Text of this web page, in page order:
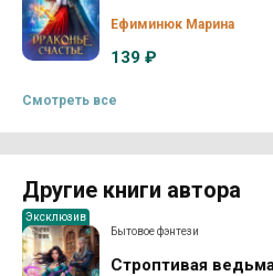
Ефиминюк Марина
139 ₽
Смотреть все
Другие книги автора
Эксклюзив
Бытовое фэнтези
Строптивая